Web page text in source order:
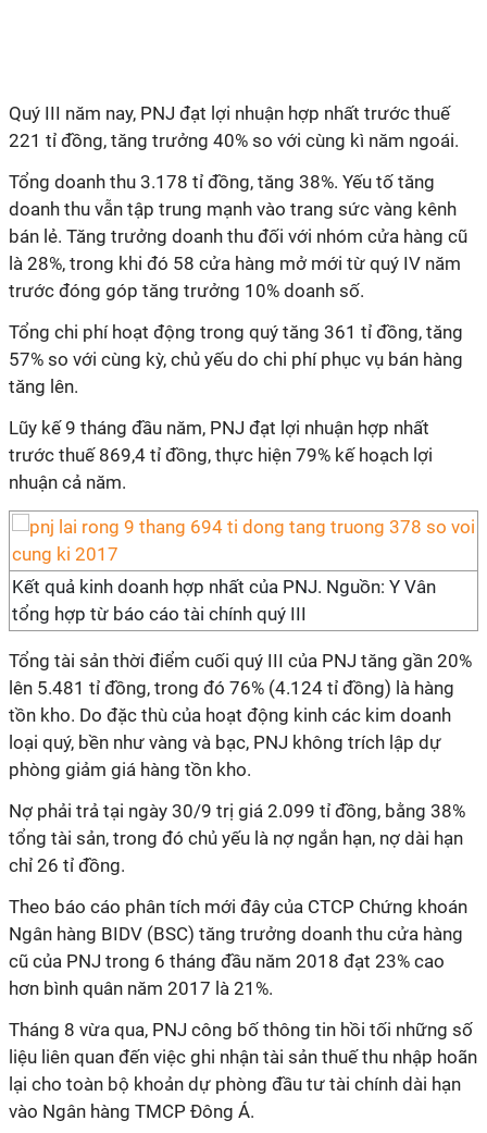
Quý III năm nay, PNJ đạt lợi nhuận hợp nhất trước thuế
221 tỉ đồng, tăng trưởng 40% so với cùng kì năm ngoái.
Tổng doanh thu 3.178 tỉ đồng, tăng 38%. Yếu tố tăng
doanh thu vẫn tập trung mạnh vào trang sức vàng kênh
bán lẻ. Tăng trưởng doanh thu đối với nhóm cửa hàng cũ
là 28%, trong khi đó 58 cửa hàng mở mới từ quý IV năm
trước đóng góp tăng trưởng 10% doanh số.
Tổng chi phí hoạt động trong quý tăng 361 tỉ đồng, tăng
57% so với cùng kỳ, chủ yếu do chi phí phục vụ bán hàng
tăng lên.
Lũy kế 9 tháng đầu năm, PNJ đạt lợi nhuận hợp nhất
trước thuế 869,4 tỉ đồng, thực hiện 79% kế hoạch lợi
nhuận cả năm.
Kết quả kinh doanh hợp nhất của PNJ. Nguồn: Y Vân
tổng hợp từ báo cáo tài chính quý III
Tổng tài sản thời điểm cuối quý III của PNJ tăng gần 20%
lên 5.481 tỉ đồng, trong đó 76% (4.124 tỉ đồng) là hàng
tồn kho. Do đặc thù của hoạt động kinh các kim doanh
loại quý, bền như vàng và bạc, PNJ không trích lập dự
phòng giảm giá hàng tồn kho.
Nợ phải trả tại ngày 30/9 trị giá 2.099 tỉ đồng, bằng 38%
tổng tài sản, trong đó chủ yếu là nợ ngắn hạn, nợ dài hạn
chỉ 26 tỉ đồng.
Theo báo cáo phân tích mới đây của CTCP Chứng khoán
Ngân hàng BIDV (BSC) tăng trưởng doanh thu cửa hàng
cũ của PNJ trong 6 tháng đầu năm 2018 đạt 23% cao
hơn bình quân năm 2017 là 21%.
Tháng 8 vừa qua, PNJ công bố thông tin hồi tối những số
liệu liên quan đến việc ghi nhận tài sản thuế thu nhập hoãn
lại cho toàn bộ khoản dự phòng đầu tư tài chính dài hạn
vào Ngân hàng TMCP Đông Á.